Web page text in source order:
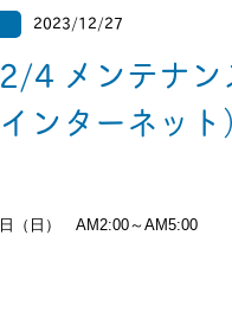
2023/12/27
4 メンテナン
ンターネット）
（日） AM2:00～AM5:00